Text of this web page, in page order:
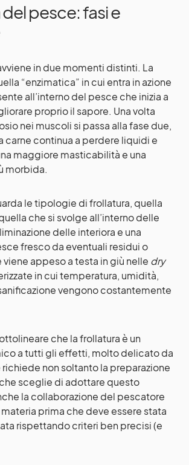
del pesce: fasi e
in due momenti distinti. La
“enzimatica” in cui entra in azione
all’interno del pesce che inizia a
proprio il sapore. Una volta
nei muscoli si passa alla fase due,
carne continua a perdere liquidi e
maggiore masticabilità e una
morbida.
le tipologie di frollatura, quella
che si svolge all’interno delle
delle interiora e una
fresco da eventuali residui o
appeso a testa in giù nelle dry
in cui temperatura, umidità,
vengono costantemente
che la frollatura è un
a tutti gli effetti, molto delicato da
non soltanto la preparazione
sceglie di adottare questo
la collaborazione del pescatore
prima che deve essere stata
rispettando criteri ben precisi (e